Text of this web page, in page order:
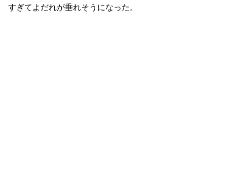
すぎてよだれが垂れそうになった。